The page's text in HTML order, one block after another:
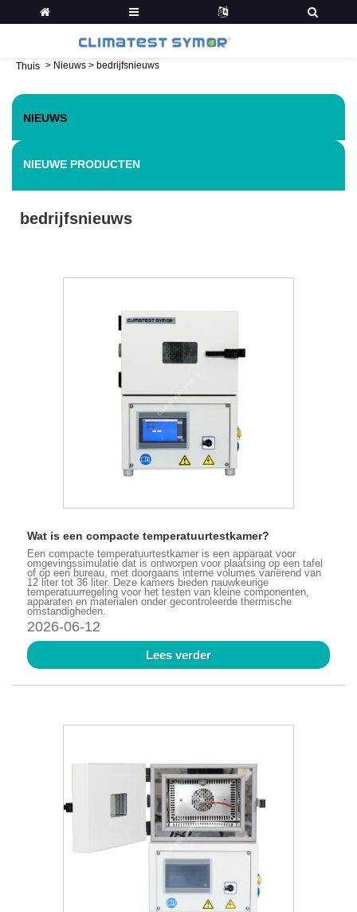
Thuis > Nieuws > bedrijfsnieuws
NIEUWS
NIEUWE PRODUCTEN
bedrijfsnieuws
Wat is een compacte temperatuurtestkamer?
Een compacte temperatuurtestkamer is een apparaat voor
omgevingssimulatie dat is ontworpen voor plaatsing op een tafel
of op een bureau, met doorgaans interne volumes variërend van
12 liter tot 36 liter. Deze kamers bieden nauwkeurige
temperatuurregeling voor het testen van kleine componenten,
apparaten en materialen onder gecontroleerde thermische
omstandigheden.
2026-06-12
Lees verder